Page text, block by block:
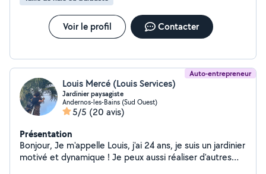
Voir le profil Contacter
Auto-entrepreneur
Louis Mercé (Louis Services)
Jardinier paysagiste
Andernos-les-Bains (Sud Ouest)
5/5 (20 avis)
Présentation
Bonjour, Je m'appelle Louis, j'ai 24 ans, je suis un jardinier
motivé et dynamique ! Je peux aussi réaliser d'autres